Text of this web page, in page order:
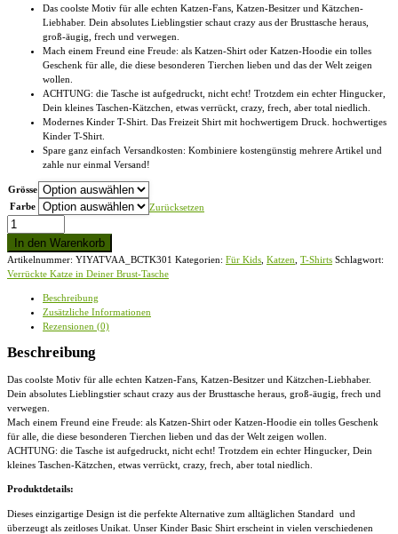
bis
€22,95
Das coolste Motiv für alle echten Katzen-Fans, Katzen-Besitzer und Kätzchen-
Liebhaber. Dein absolutes Lieblingstier schaut crazy aus der Brusttasche heraus,
groß-äugig, frech und verwegen.
Mach einem Freund eine Freude: als Katzen-Shirt oder Katzen-Hoodie ein tolles
Geschenk für alle, die diese besonderen Tierchen lieben und das der Welt zeigen
wollen.
ACHTUNG: die Tasche ist aufgedruckt, nicht echt! Trotzdem ein echter Hingucker,
Dein kleines Taschen-Kätzchen, etwas verrückt, crazy, frech, aber total niedlich.
Modernes Kinder T-Shirt. Das Freizeit Shirt mit hochwertigem Druck. hochwertiges
Kinder T-Shirt.
Spare ganz einfach Versandkosten: Kombiniere kostengünstig mehrere Artikel und
zahle nur einmal Versand!
Grösse
Farbe
Zurücksetzen
Verrückte
Katze
in
Deiner
Brust-
Shirt
In den Warenkorb
Artikelnummer: YIYATVAA_BCTK301 Kategorien: Für Kids Katzen T-Shirts Schlagwort:
Verrückte Katze in Deiner Brust-Tasche
Beschreibung
Zusätzliche Informationen
Rezensionen (0)
Beschreibung
Das coolste Motiv für alle echten Katzen-Fans, Katzen-Besitzer und Kätzchen-Liebhaber.
Dein absolutes Lieblingstier schaut crazy aus der Brusttasche heraus, groß-äugig, frech und
verwegen.
Mach einem Freund eine Freude: als Katzen-Shirt oder Katzen-Hoodie ein tolles Geschenk
für alle, die diese besonderen Tierchen lieben und das der Welt zeigen wollen.
ACHTUNG: die Tasche ist aufgedruckt, nicht echt! Trotzdem ein echter Hingucker, Dein
kleines Taschen-Kätzchen, etwas verrückt, crazy, frech, aber total niedlich.
Produktdetails:
Dieses einzigartige Design ist die perfekte Alternative zum alltäglichen Standard und
überzeugt als zeitloses Unikat. Unser Kinder Basic Shirt erscheint in vielen verschiedenen